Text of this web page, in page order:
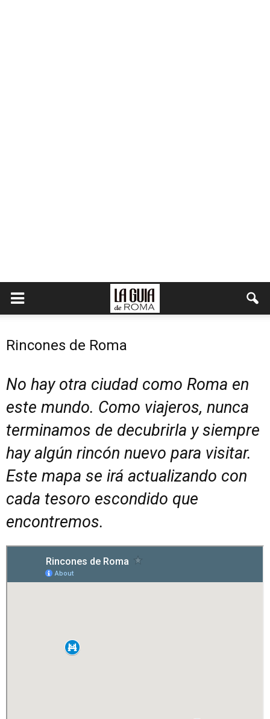
Rincones de Roma
No hay otra ciudad como Roma en
este mundo. Como viajeros, nunca
terminamos de decubrirla y siempre
hay algún rincón nuevo para visitar.
Este mapa se irá actualizando con
cada tesoro escondido que
encontremos.